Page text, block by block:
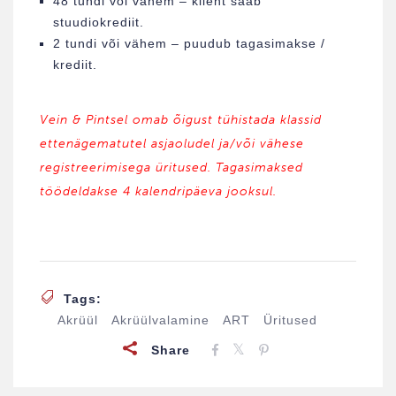
stuudiokrediit.
2 tundi või vähem – puudub tagasimakse /
krediit.
Vein & Pintsel omab õigust tühistada klassid
ettenägematutel asjaoludel ja/või vähese
registreerimisega üritused. Tagasimaksed
töödeldakse 4 kalendripäeva jooksul.
Tags:
Akrüül
Akrüülvalamine ART Üritused
Share